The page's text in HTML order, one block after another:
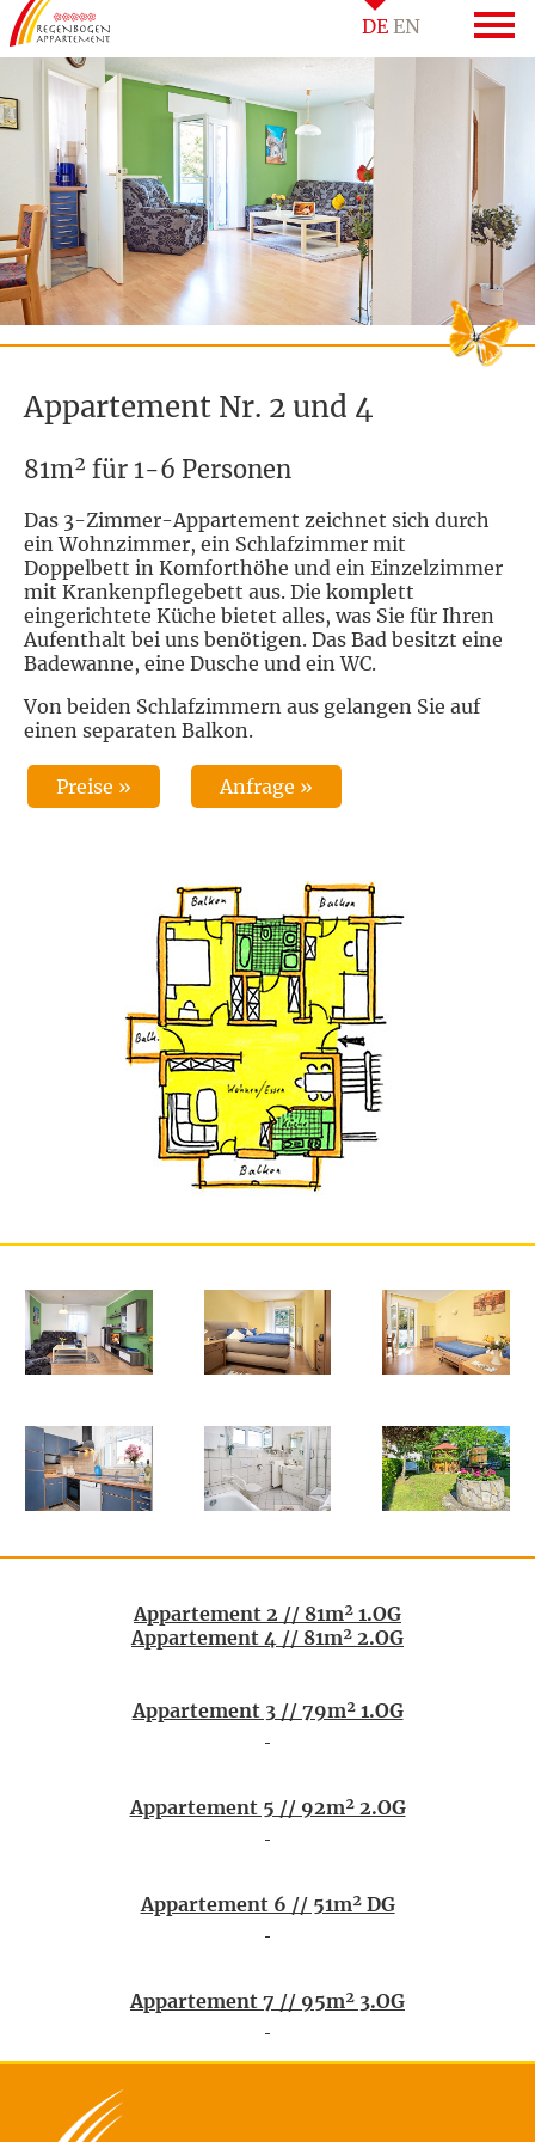
DE EN
Appartement Nr. 2 und 4
81m² für 1-6 Personen
Das 3-Zimmer-Appartement zeichnet sich durch
ein Wohnzimmer, ein Schlafzimmer mit
Doppelbett in Komforthöhe und ein Einzelzimmer
mit Krankenpflegebett aus. Die komplett
eingerichtete Küche bietet alles, was Sie für Ihren
Aufenthalt bei uns benötigen. Das Bad besitzt eine
Badewanne, eine Dusche und ein WC.
Von beiden Schlafzimmern aus gelangen Sie auf
einen separaten Balkon.
Preise » Anfrage »
Appartement 2 // 81m² 1.OG
Appartement 4 // 81m² 2.OG
Appartement 3 // 79m² 1.OG
Appartement 5 // 92m² 2.OG
Appartement 6 // 51m² DG
Appartement 7 // 95m² 3.OG